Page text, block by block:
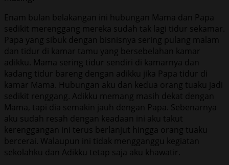
Enam bulan belakangan ini hubungan Mama dan Papa
sedikit merenggang mereka sudah tak lagi tidur sekamar.
Papa yang sibuk dengan bisnisnya sering pulang malam
dan tidur di kamar tamu yang bersebelahan kamar
adikku. Mama sering tidur sendiri di kamarnya dan
kadang tidur bareng dengan adikku jika Papa tidur di
kamar Mama. Hubungan aku dan kedua orang tuaku jadi
sedikit renggang. Adikku memang masih dekat dengan
Mama, tapi dia semakin jauh dengan Papa. Sebenarnya
aku sudah resah dengan keadaan ini aku takut
kerenggangan ini terus berlanjut hingga orang tuaku
bercerai. Walaupun ini tidak mengganggu kegiatan
sekolahku dan Adikku tetap saja aku khawatir.